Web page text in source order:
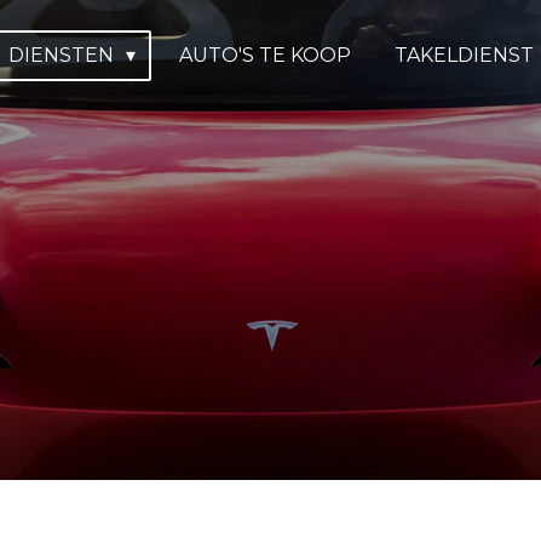
DIENSTEN AUTO'S TE KOOP TAKELDIENST